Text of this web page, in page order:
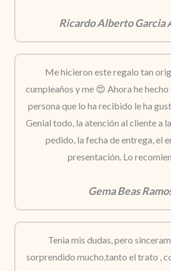
Ricardo Alberto Garcia
Me hicieron este regalo tan
cumpleaños y me 😍 Ahora he
persona que lo ha recibido le ha
Genial todo, la atención al cliente a
pedido, la fecha de entrega, el
presentación. Lo
Gema Beas
Tenia mis dudas, pero
sorprendido mucho,tanto el trato ,